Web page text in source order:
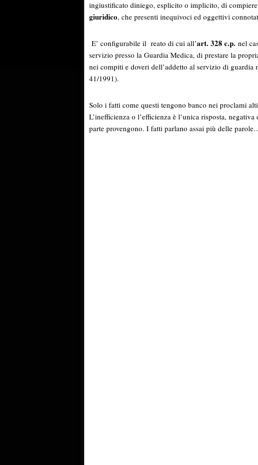
ingiustificato diniego, esplicito o implicito, di
giuridico, che presenti inequivoci ed oggettivi
E’ configurabile il reato di cui all’art. 328 c.p. nel
servizio presso la Guardia Medica, di prestare la
nei compiti e doveri dell’addetto al servizio di guardia
41/1991).
Solo i fatti come questi tengono banco nei proclami
L’inefficienza o l’efficienza è l’unica risposta,
parte provengono. I fatti parlano assai più delle